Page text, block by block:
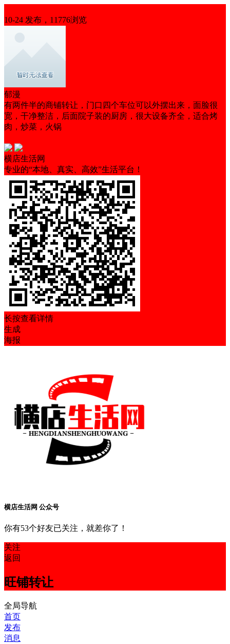
10-24 发布，11776浏览
郁漫
有两件半的商铺转让，门口四个车位可以外摆出来，面脸很
宽，干净整洁，后面院子装的厨房，很大设备齐全，适合烤
肉，炒菜，火锅
横店生活网
专业的“本地、真实、高效”生活平台！
长按查看详情
生成
海报
横店生活网 公众号
你有53个好友已关注，就差你了！
关注
返回
旺铺转让
全局导航
首页
发布
消息